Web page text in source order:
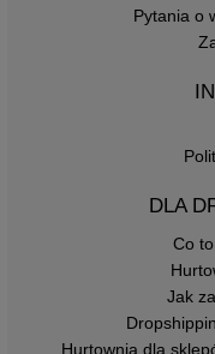
Pytania o
DLA
Co
Jak
Hurtownia dla